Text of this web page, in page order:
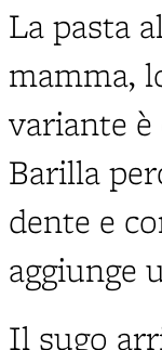
La pasta
mamma,
variante
Barilla
dente e
aggiunge
Il sugo